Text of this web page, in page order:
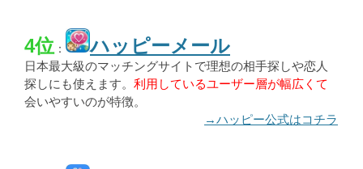
4位 ： ハッピーメール
日本最大級のマッチングサイトで理想の相手探しや恋人
探しにも使えます。 利用しているユーザー層が幅広くて
会いやすいのが特徴。
→ハッピー公式はコチラ